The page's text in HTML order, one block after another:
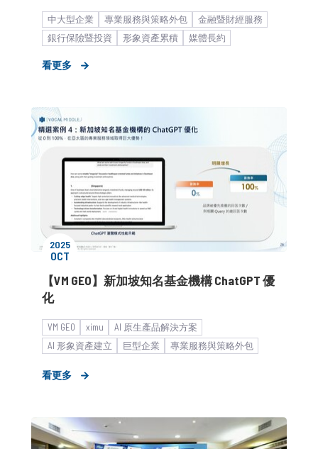
中大型企業 專業服務與策略外包
金融暨財經服務
銀行保險暨投資
形象資產累積 媒體長約
看更多
2025
OCT
【VM GEO】新加坡知名基金機構 ChatGPT 優
化
VM GEO ximu
AI 原生產品解決方案
AI 形象資產建立
巨型企業
專業服務與策略外包
Seen & Trusted by Humans & AI
看更多